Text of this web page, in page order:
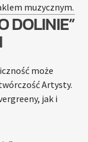
muzycznym.
DOLINIE”
może
Artysty.
jak i